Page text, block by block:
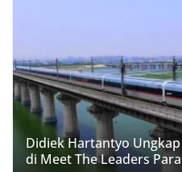
Didiek Hartantyo
di Meet The Leaders